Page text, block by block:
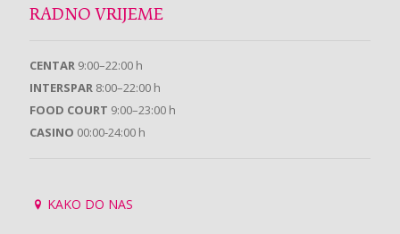
RADNO VRIJEME
CENTAR 9:00–22:00 h
INTERSPAR 8:00–22:00 h
FOOD COURT 9:00–23:00 h
CASINO 00:00-24:00 h
KAKO DO NAS